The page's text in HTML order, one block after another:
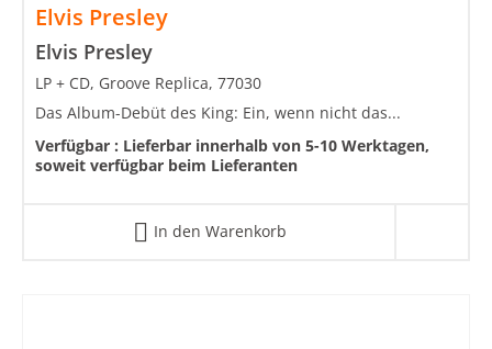
Elvis Presley
Elvis Presley
LP + CD, Groove Replica, 77030
Das Album-Debüt des King: Ein, wenn nicht das...
Verfügbar : Lieferbar innerhalb von 5-10 Werktagen,
soweit verfügbar beim Lieferanten
In den Warenkorb